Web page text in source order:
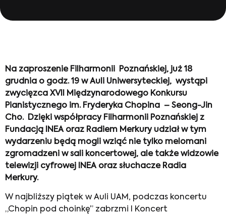
Na zaproszenie Filharmonii Poznańskiej, już 18
grudnia o godz. 19 w Auli Uniwersyteckiej, wystąpi
zwycięzca XVII Międzynarodowego Konkursu
Pianistycznego im. Fryderyka Chopina – Seong-Jin
Cho. Dzięki współpracy Filharmonii Poznańskiej z
Fundacją INEA oraz Radiem Merkury udział w tym
wydarzeniu będą mogli wziąć nie tylko melomani
zgromadzeni w sali koncertowej, ale także widzowie
telewizji cyfrowej INEA oraz słuchacze Radia
Merkury.
W najbliższy piątek w Auli UAM, podczas koncertu
„Chopin pod choinkę” zabrzmi I Koncert